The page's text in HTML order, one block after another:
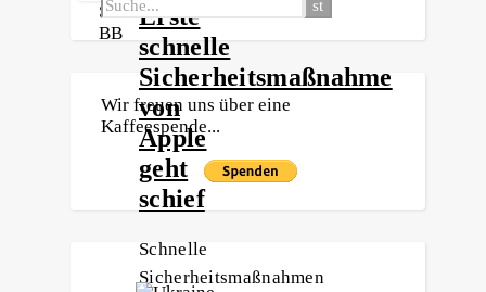
Erste
schnelle
Sicherheitsmaßnahme
von
Apple
geht
schief
Schnelle
Sicherheitsmaßnahmen
Wir freuen uns über eine
Kaffeespende...